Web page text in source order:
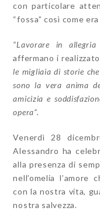
con particolare
“fossa” così come
“Lavorare in
affermano i
le migliaia di storie
sono la vera anima
amicizia e
opera”.
Venerdì 28
Alessandro ha
alla presenza di
nell’omelia
con la nostra vita,
nostra salvezza.